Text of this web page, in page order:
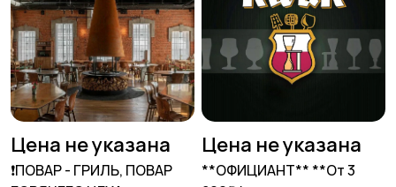
Цена не указана
❗️ПОВАР - ГРИЛЬ, ПОВАР
Цена не указана
**ОФИЦИАНТ** **От 3